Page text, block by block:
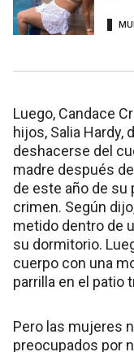
Luego, Candace
hijos, Salia Hardy,
deshacerse del
madre después
de este año de su
crimen. Según
metido dentro de
su dormitorio.
cuerpo con una
parrilla en el patio
Pero las mujeres
preocupados por